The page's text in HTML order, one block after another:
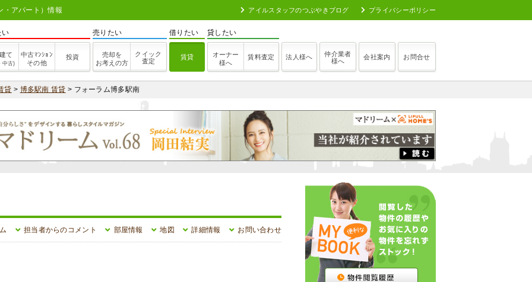
・アパート）情報 アイルスタッフのつぶやきブログ プライバシーポリシー
い
て
中古)
中古ﾏﾝｼｮﾝ
その他
投資
売りたい
売却を
お考えの方
クイック
査定
借りたい
賃貸
貸したい
オーナー
様へ
賃料査定 法人様へ
仲介業者
様へ
会社案内 お問合せ
貸 > 博多駅南 賃貸 > フォーラム博多駅南
担当者からのコメント 部屋情報 地図 詳細情報 お問い合わせ